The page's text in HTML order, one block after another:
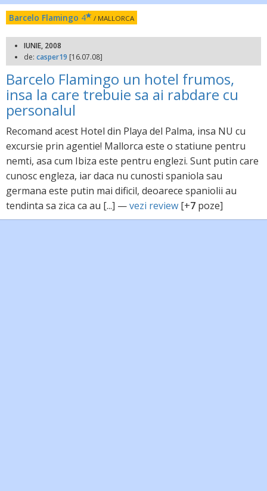
Barcelo Flamingo 4 / MALLORCA
IUNIE, 2008
de: casper19 [16.07.08]
Barcelo Flamingo un hotel frumos,
insa la care trebuie sa ai rabdare cu
personalul
Recomand acest Hotel din Playa del Palma, insa NU cu
excursie prin agentie! Mallorca este o statiune pentru
nemti, asa cum Ibiza este pentru englezi. Sunt putin care
cunosc engleza, iar daca nu cunosti spaniola sau
germana este putin mai dificil, deoarece spaniolii au
tendinta sa zica ca au [...] —vezi review [+7 poze]